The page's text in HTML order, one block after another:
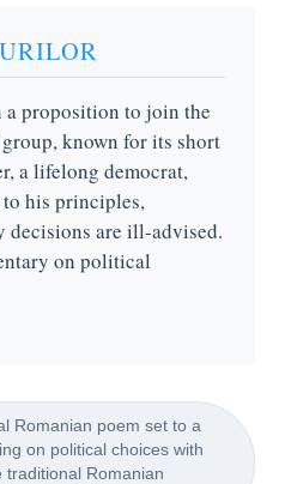
a proposition to join the
known for its short
a lifelong democrat,
his principles,
decisions are ill-advised.
on political
Romanian poem set to a
on political choices with
traditional Romanian